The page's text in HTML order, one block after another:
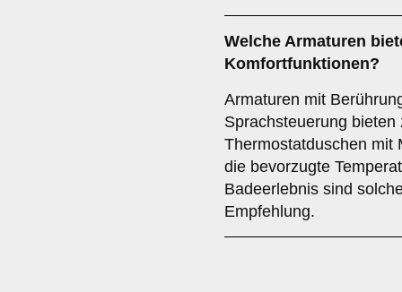
Welche Armaturen
Komfortfunktionen?
Armaturen mit
Sprachsteuerung
Thermostatduschen mit
die bevorzugte
Badeerlebnis sind
Empfehlung.